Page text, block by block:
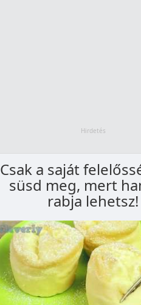
Csak a saját
süsd meg, mert
rabja lehetsz!